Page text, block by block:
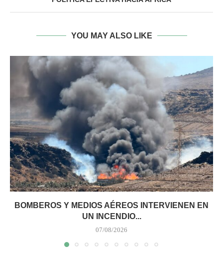
YOU MAY ALSO LIKE
BOMBEROS Y MEDIOS AÉREOS INTERVIENEN EN
UN INCENDIO...
07/08/2026